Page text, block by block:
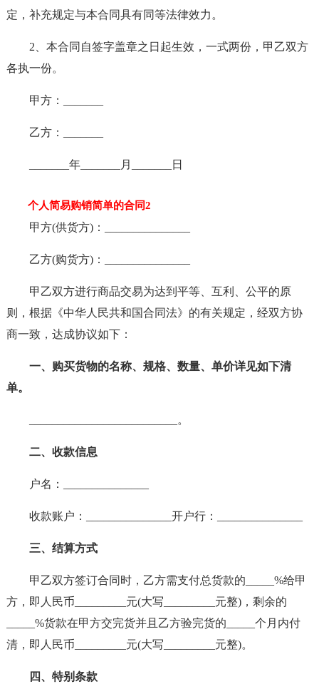
定，补充规定与本合同具有同等法律效力。
2、本合同自签字盖章之日起生效，一式两份，甲乙双方
各执一份。
甲方：_______
乙方：_______
_______年_______月_______日
个人简易购销简单的合同2
甲方(供货方)：_______________
乙方(购货方)：_______________
甲乙双方进行商品交易为达到平等、互利、公平的原
则，根据《中华人民共和国合同法》的有关规定，经双方协
商一致，达成协议如下：
一、购买货物的名称、规格、数量、单价详见如下清
单。
__________________________。
二、收款信息
户名：_______________
收款账户：_______________开户行：_______________
三、结算方式
甲乙双方签订合同时，乙方需支付总货款的_____%给甲
方，即人民币_________元(大写_________元整)，剩余的
_____%货款在甲方交完货并且乙方验完货的_____个月内付
清，即人民币_________元(大写_________元整)。
四、特别条款